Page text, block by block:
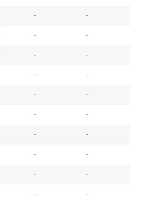
- -
- -
- -
- -
- -
- -
- -
- -
- -
- -